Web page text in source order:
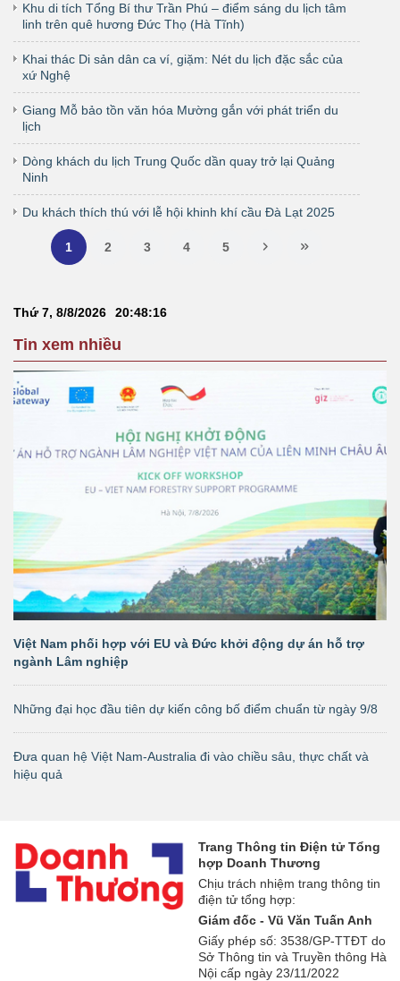
Khu di tích Tổng Bí thư Trần Phú – điểm sáng du lịch tâm
linh trên quê hương Đức Thọ (Hà Tĩnh)
Khai thác Di sản dân ca ví, giặm: Nét du lịch đặc sắc của
xứ Nghệ
Giang Mỗ bảo tồn văn hóa Mường gắn với phát triển du
lịch
Dòng khách du lịch Trung Quốc dần quay trở lại Quảng
Ninh
Du khách thích thú với lễ hội khinh khí cầu Đà Lạt 2025
1 2 3 4 5
Thứ 7, 8/8/2026 20:48:17
Tin xem nhiều
Việt Nam phối hợp với EU và Đức khởi động dự án hỗ trợ
ngành Lâm nghiệp
Những đại học đầu tiên dự kiến công bố điểm chuẩn từ ngày 9/8
Đưa quan hệ Việt Nam-Australia đi vào chiều sâu, thực chất và
hiệu quả
Trang Thông tin Điện tử Tổng
hợp Doanh Thương
Chịu trách nhiệm trang thông tin
điện tử tổng hợp:
Giám đốc - Vũ Văn Tuấn Anh
Giấy phép số: 3538/GP-TTĐT do
Sở Thông tin và Truyền thông Hà
Nội cấp ngày 23/11/2022